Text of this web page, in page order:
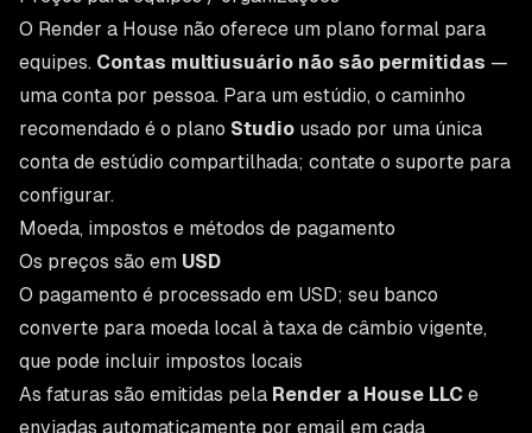
O Render a House não oferece um plano formal para
equipes. Contas multiusuário não são permitidas —
uma conta por pessoa. Para um estúdio, o caminho
recomendado é o plano Studio usado por uma única
conta de estúdio compartilhada; contate o suporte para
configurar.
Moeda, impostos e métodos de pagamento
Os preços são em USD
O pagamento é processado em USD; seu banco
converte para moeda local à taxa de câmbio vigente,
que pode incluir impostos locais
As faturas são emitidas pela Render a House LLC e
enviadas automaticamente por email em cada